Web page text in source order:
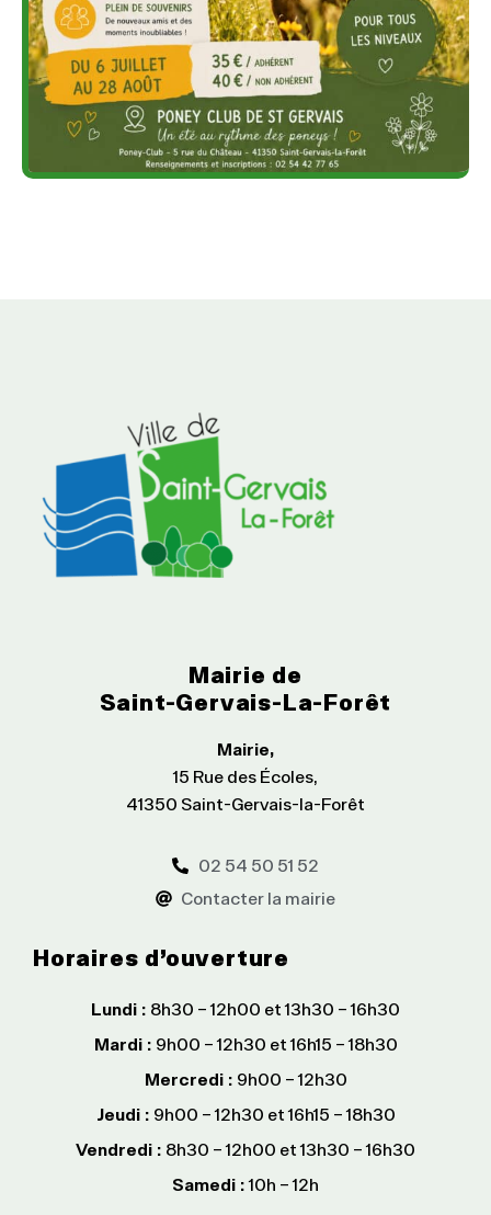
Mairie de
Saint-Gervais-La-Forêt
Mairie,
15 Rue des Écoles,
41350 Saint-Gervais-la-Forêt
02 54 50 51 52
Contacter la mairie
Horaires d’ouverture
Lundi : 8h30 – 12h00 et 13h30 – 16h30
Mardi : 9h00 – 12h30 et 16h15 – 18h30
Mercredi : 9h00 – 12h30
Jeudi : 9h00 – 12h30 et 16h15 – 18h30
Vendredi : 8h30 – 12h00 et 13h30 – 16h30
Samedi :10h – 12h